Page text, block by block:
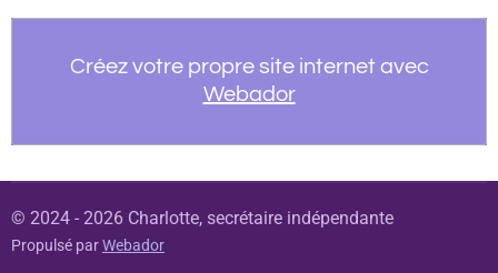
Créez votre propre site internet avec
Webador
© 2024 - 2026 Charlotte, secrétaire indépendante
Propulsé parWebador